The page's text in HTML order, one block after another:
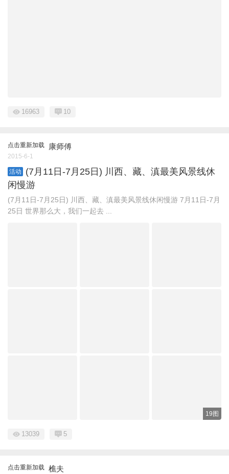
16963 10
点击重新加载 康师傅
2015-6-1
活动
(7月11日-7月25日) 川西、藏、滇最美风景线休
闲慢游
(7月11日-7月25日) 川西、藏、滇最美风景线休闲慢游 7月11日-7月
25日 世界那么大，我们一起去 ...
19图
13039 5
点击重新加载 樵夫